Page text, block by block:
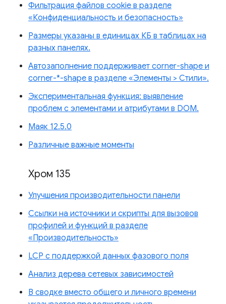
Фильтрация файлов cookie в разделе
«Конфиденциальность и безопасность»
Размеры указаны в единицах КБ в таблицах на
разных панелях.
Автозаполнение поддерживает corner-shape и
corner-*-shape в разделе «Элементы > Стили».
Экспериментальная функция: выявление
проблем с элементами и атрибутами в DOM.
Маяк 12.5.0
Различные важные моменты
Хром 135
Улучшения производительности панели
Ссылки на источники и скрипты для вызовов
профилей и функций в разделе
«Производительность»
LCP с поддержкой данных фазового поля
Анализ дерева сетевых зависимостей
В сводке вместо общего и личного времени